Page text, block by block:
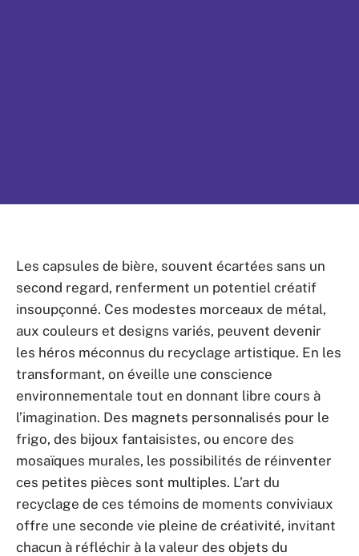
Les capsules de bière, souvent écartées sans un
second regard, renferment un potentiel créatif
insoupçonné. Ces modestes morceaux de métal,
aux couleurs et designs variés, peuvent devenir
les héros méconnus du recyclage artistique. En les
transformant, on éveille une conscience
environnementale tout en donnant libre cours à
l’imagination. Des magnets personnalisés pour le
frigo, des bijoux fantaisistes, ou encore des
mosaïques murales, les possibilités de réinventer
ces petites pièces sont multiples. L’art du
recyclage de ces témoins de moments conviviaux
offre une seconde vie pleine de créativité, invitant
chacun à réfléchir à la valeur des objets du